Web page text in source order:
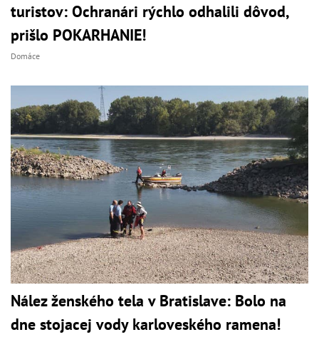
turistov: Ochranári rýchlo odhalili dôvod,
prišlo POKARHANIE!
Domáce
Nález ženského tela v Bratislave: Bolo na
dne stojacej vody karloveského ramena!